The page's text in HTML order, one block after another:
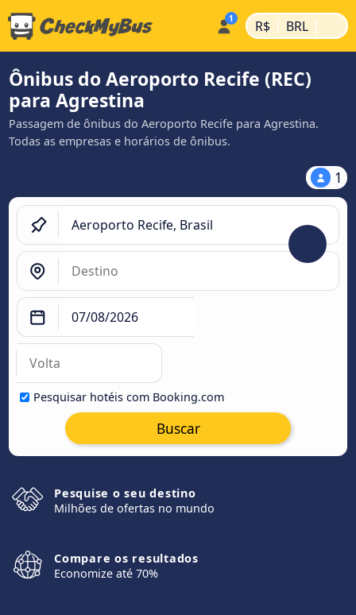
R$ | BRL |
Ônibus do Aeroporto Recife (REC)
para Agrestina
Passagem de ônibus do Aeroporto Recife para Agrestina.
Todas as empresas e horários de ônibus.
1
Pesquisar hotéis com Booking.com
Buscar
Pesquise o seu destino
Milhões de ofertas no mundo
Compare os resultados
Economize até 70%